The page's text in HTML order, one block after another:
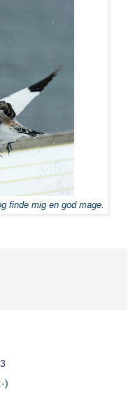
finde mig en god mage.
)